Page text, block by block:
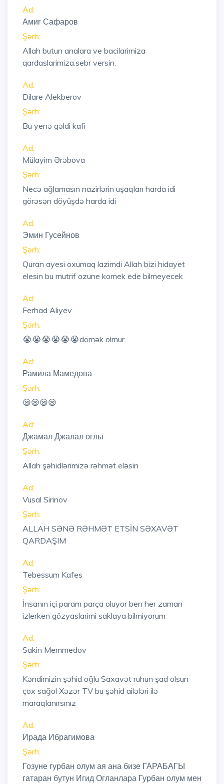
Ad:
Амиг Сафаров
Şərh:
Allah butun analara ve bacilarimiza
qardaslarimiza.sebr versin.
Ad:
Dilare Alekberov
Şərh:
Bu yenə gəldi kafi
Ad:
Mülayim Ərəbova
Şərh:
Necə ağlamasın nazirlərin uşaqları harda idi
görəsən döyüşdə harda idi
Ad:
Эмин Гусейнов
Şərh:
Quran ayesi oxumaq lazimdi Allah bizi hidayet
elesin bu mutrif ozune komek ede bilmeyecek
Ad:
Ferhad Aliyev
Şərh:
😭😭😭😭😭😭dömək olmur
Ad:
Рамила Мамедова
Şərh:
😪😪😪😪
Ad:
Джамал Джалал оглы
Şərh:
Allah şəhidlərimizə rəhmət eləsin
Ad:
Vusal Sirinov
Şərh:
ALLAH SƏNƏ RƏHMƏT ETSİN SƏXAVƏT
QARDAŞIM
Ad:
Tebessum Kafes
Şərh:
İnsanın içi param parça oluyor ben her zaman
izlerken gözyaslarimi saklaya bilmiyorum
Ad:
Sakin Memmedov
Şərh:
Kəndimizin şəhid oğlu Saxavət ruhun şad olsun
çox sağol Xəzər TV bu şəhid ailələri ilə
maraqlanırsınız
Ad:
Ирада Ибрагимова
Şərh:
Гозуне гурбан олум ая ана бизе ГАРАБАГЫ
гатаран бутун Игид Огланлара Гурбан олум мен